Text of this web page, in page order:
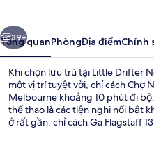
Tiếp
39+
Tổng quanPhòngĐịa điểmChính
Khi chọn lưu trú tại Little Drifter
một vị trí tuyệt vời, chỉ cách Chợ
Melbourne khoảng 10 phút đi
thể thao là các tiện nghi nổi bật
ở rất gần: chỉ cách Ga Flagstaff